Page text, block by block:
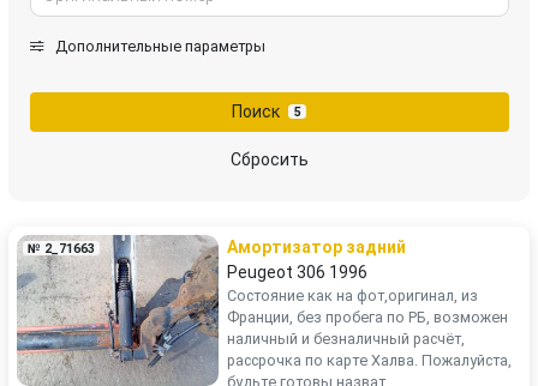
Дополнительные параметры
Поиск 5
Сбросить
№ 2_71663
Амортизатор задний
Peugeot 306 1996
Состояние как на фот,оригинал, из
Франции, без пробега по РБ, возможен
наличный и безналичный расчёт,
рассрочка по карте Халва. Пожалуйста,
будьте готовы назват...